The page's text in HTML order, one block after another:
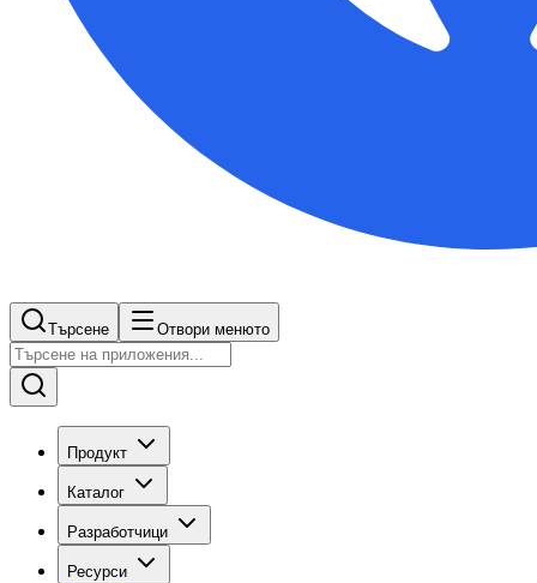
Търсене Отвори менюто
Продукт
Каталог
Разработчици
Ресурси